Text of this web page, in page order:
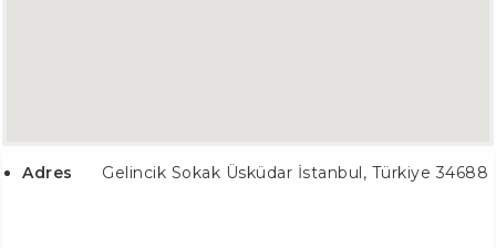
Adres Gelincik Sokak Üsküdar İstanbul, Türkiye 34688